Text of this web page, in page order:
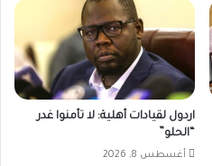
اردول لقيادات أهلية: لا تأمنوا غدر
“الحلو”
أغسطس 8, 2026